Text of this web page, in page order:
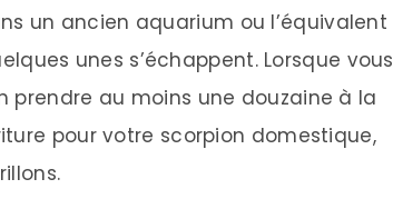
un ancien aquarium ou l’équivalent
unes s’échappent. Lorsque vous
prendre au moins une douzaine à la
pour votre scorpion domestique,